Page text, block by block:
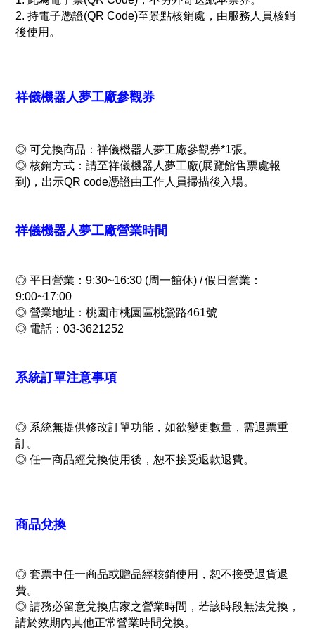
2. 持電子憑證(QR Code)至景點核銷處，由服務人員核銷
後使用。
祥儀機器人夢工廠參觀券
◎ 可兌換商品：祥儀機器人夢工廠參觀券*1張。
◎ 核銷方式：請至祥儀機器人夢工廠(展覽館售票處報
到)，出示QR code憑證由工作人員掃描後入場。
祥儀機器人夢工廠營業時間
◎ 平日營業：9:30~16:30 (周一館休) / 假日營業：
9:00~17:00
◎ 營業地址：桃園市桃園區桃鶯路461號
◎ 電話：03-3621252
系統訂單注意事項
◎ 系統無提供修改訂單功能，如欲變更數量，需退票重
訂。
◎ 任一商品經兌換使用後，恕不接受退款退費。
商品兌換
◎ 套票中任一商品或贈品經核銷使用，恕不接受退貨退
費。
◎ 請務必留意兌換店家之營業時間，若該時段無法兌換，
請於效期內其他正常營業時間兌換。